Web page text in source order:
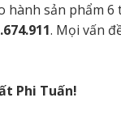
sản phẩm
. Mọi vấn
Phi Tuấn!